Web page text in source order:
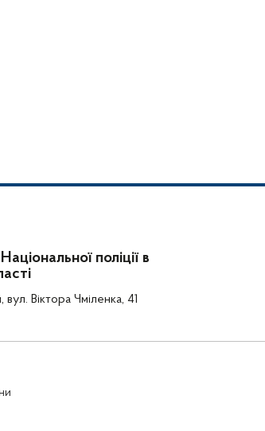
поліції в
Віктора Чміленка, 41